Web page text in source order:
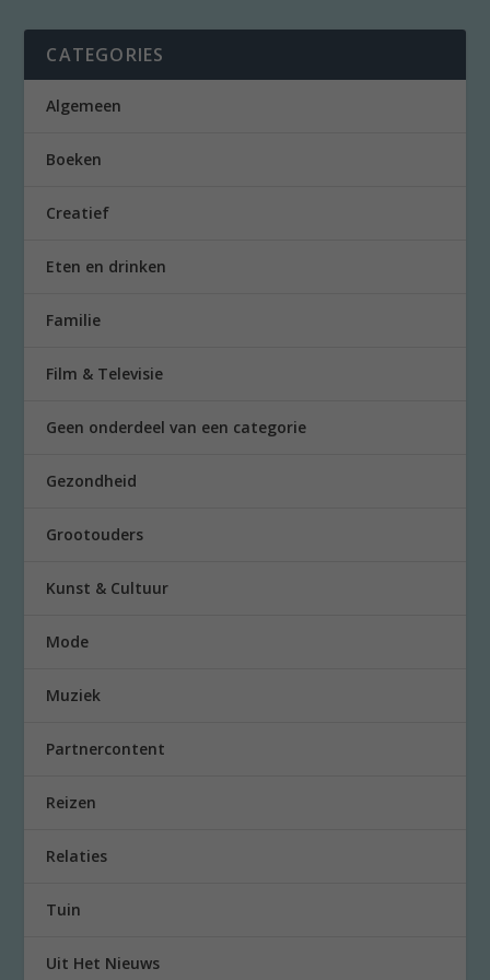
CATEGORIES
Algemeen
Boeken
Creatief
Eten en drinken
Familie
Film & Televisie
Geen onderdeel van een categorie
Gezondheid
Grootouders
Kunst & Cultuur
Mode
Muziek
Partnercontent
Reizen
Relaties
Tuin
Uit Het Nieuws